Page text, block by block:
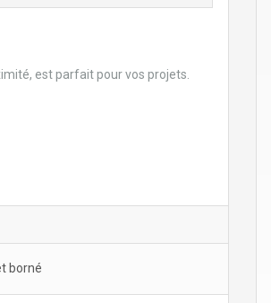
est parfait pour vos projets.
borné